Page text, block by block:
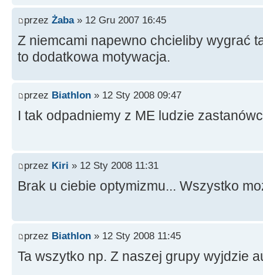
przez Żaba» 12 Gru 2007 16:45
Z niemcami napewno chcieliby wygrać
to dodatkowa motywacja.
przez Biathlon » 12 Sty 2008 09:47
I tak odpadniemy z ME ludzie
przez Kiri » 12 Sty 2008 11:31
Brak u ciebie optymizmu... Wszystko
przez Biathlon » 12 Sty 2008 11:45
Ta wszytko np. Z naszej grupy wyjdzie